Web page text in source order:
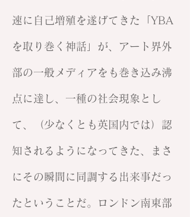
速に自己増殖を遂げてきた「YBA
を取り巻く神話」が、アート界外
部の一般メディアをも巻き込み沸
点に達し、一種の社会現象とし
て、（少なくとも英国内では）認
知されるようになってきた、まさ
にその瞬間に同調する出来事だっ
たということだ。ロンドン南東部